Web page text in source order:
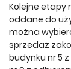
Kolejne etapy
oddane do
można
sprzedaż
budynku nr 5